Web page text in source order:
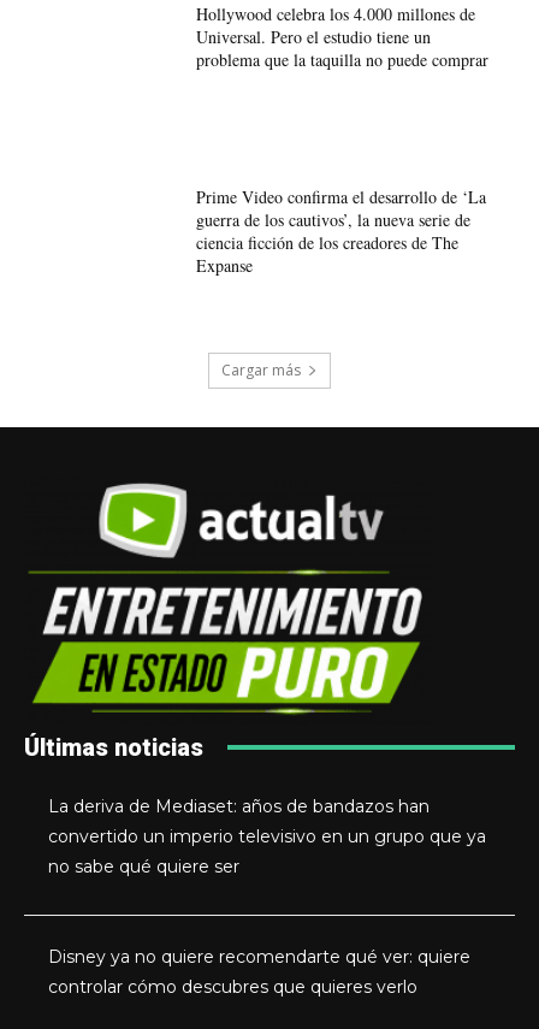
Hollywood celebra los 4.000 millones de
Universal. Pero el estudio tiene un
problema que la taquilla no puede comprar
Prime Video confirma el desarrollo de ‘La
guerra de los cautivos’, la nueva serie de
ciencia ficción de los creadores de The
Expanse
Cargar más
Últimas noticias
La deriva de Mediaset: años de bandazos han
convertido un imperio televisivo en un grupo que ya
no sabe qué quiere ser
Disney ya no quiere recomendarte qué ver: quiere
controlar cómo descubres que quieres verlo